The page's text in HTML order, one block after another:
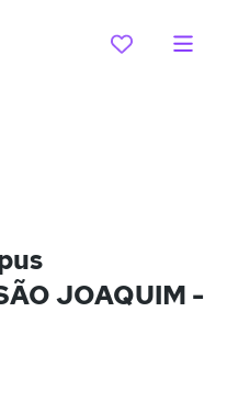
JOAQUIM -